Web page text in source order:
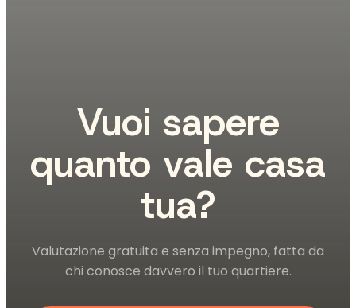
Vuoi sapere
quanto vale casa
tua?
Valutazione gratuita e senza impegno, fatta da
chi conosce davvero il tuo quartiere.